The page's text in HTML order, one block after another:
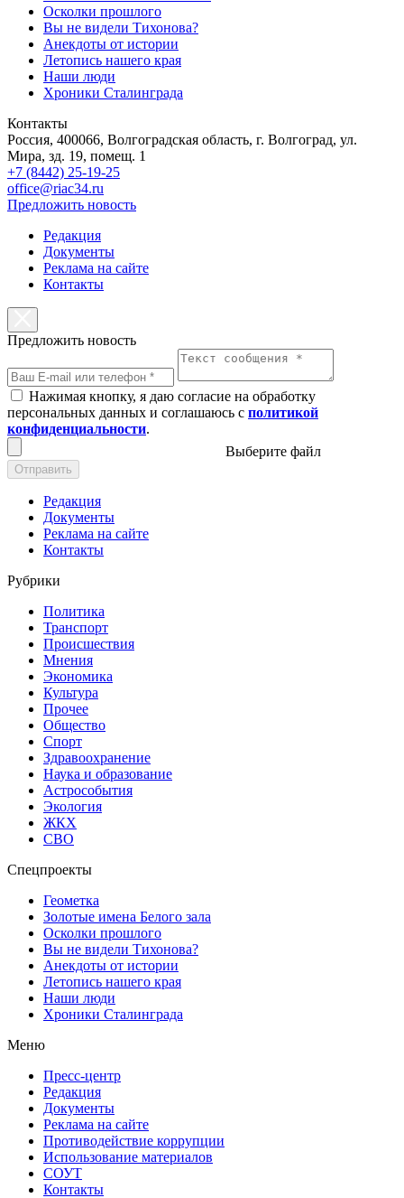
Осколки прошлого
Вы не видели Тихонова?
Анекдоты от истории
Летопись нашего края
Наши люди
Хроники Сталинграда
Контакты
Россия, 400066, Волгоградская область, г. Волгоград, ул.
Мира, зд. 19, помещ. 1
+7 (8442) 25-19-25
office@riac34.ru
Предложить новость
Редакция
Документы
Реклама на сайте
Контакты
Предложить новость
Нажимая кнопку, я даю согласие на обработку
персональных данных и соглашаюсь с политикой
конфиденциальности.
Выберите файл
Отправить
Редакция
Документы
Реклама на сайте
Контакты
Рубрики
Политика
Транспорт
Происшествия
Мнения
Экономика
Культура
Прочее
Общество
Спорт
Здравоохранение
Наука и образование
Астрособытия
Экология
ЖКХ
СВО
Спецпроекты
Геометка
Золотые имена Белого зала
Осколки прошлого
Вы не видели Тихонова?
Анекдоты от истории
Летопись нашего края
Наши люди
Хроники Сталинграда
Меню
Пресс-центр
Редакция
Документы
Реклама на сайте
Противодействие коррупции
Использование материалов
СОУТ
Контакты